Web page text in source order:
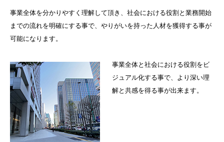
事業全体を分かりやすく理解して頂き、社会における役割と業務開始
までの流れを明確にする事で、やりがいを持った人材を獲得する事が
可能になります。
事業全体と社会における役割をビ
ジュアル化する事で、より深い理
解と共感を得る事が出来ます。